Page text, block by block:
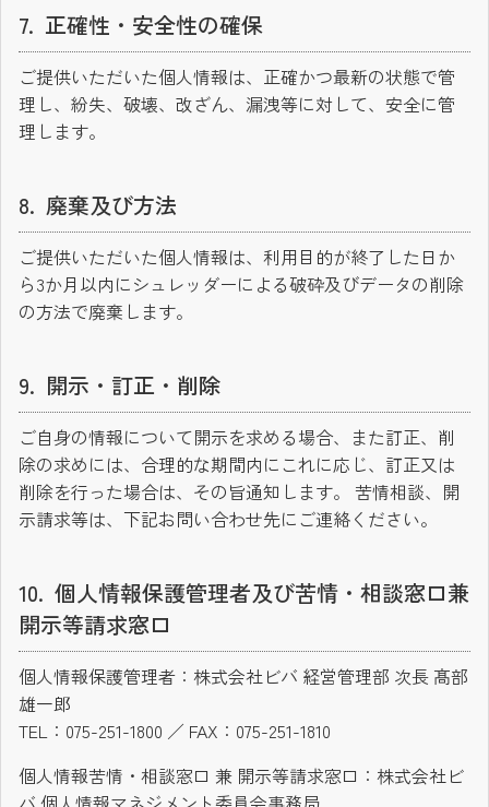
正確性・安全性の確保
ご提供いただいた個人情報は、正確かつ最新の状態で管
理し、紛失、破壊、改ざん、漏洩等に対して、安全に管
理します。
廃棄及び方法
ご提供いただいた個人情報は、利用目的が終了した日か
ら3か月以内にシュレッダーによる破砕及びデータの削除
の方法で廃棄します。
開示・訂正・削除
ご自身の情報について開示を求める場合、また訂正、削
除の求めには、合理的な期間内にこれに応じ、訂正又は
削除を行った場合は、その旨通知します。 苦情相談、開
示請求等は、下記お問い合わせ先にご連絡ください。
個人情報保護管理者及び苦情・相談窓口兼
開示等請求窓口
個人情報保護管理者：株式会社ビバ 経営管理部 次長 髙部
雄一郎
TEL：075-251-1800 ／ FAX：075-251-1810
個人情報苦情・相談窓口 兼 開示等請求窓口：株式会社ビ